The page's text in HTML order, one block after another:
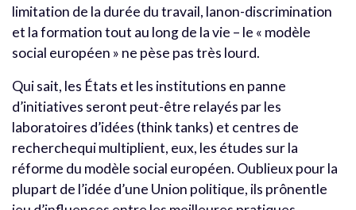
limitation de la durée du travail, lanon-discrimination
et la formation tout au long de la vie – le « modèle
social européen » ne pèse pas très lourd.
Qui sait, les États et les institutions en panne
d’initiatives seront peut-être relayés par les
laboratoires d’idées (think tanks) et centres de
recherchequi multiplient, eux, les études sur la
réforme du modèle social européen. Oublieux pour la
plupart de l’idée d’une Union politique, ils prônentle